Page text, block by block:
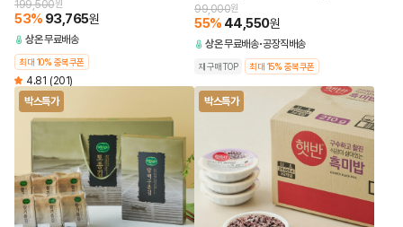
199,500원
53% 93,765원
상온무료배송
최대 10% 중복쿠폰
4.81 (201)
99,000원
55% 44,550원
상온무료배송 공장직배송
재구매TOP 최대 15% 중복쿠폰
박스특가 박스특가